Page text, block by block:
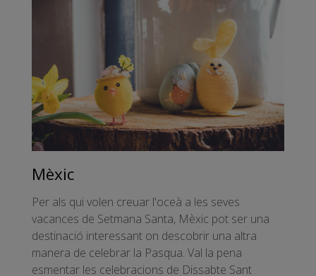
Mèxic
Per als qui volen creuar l'oceà a les seves
vacances de Setmana Santa, Mèxic pot ser una
destinació interessant on descobrir una altra
manera de celebrar la Pasqua. Val la pena
esmentar les celebracions de Dissabte Sant